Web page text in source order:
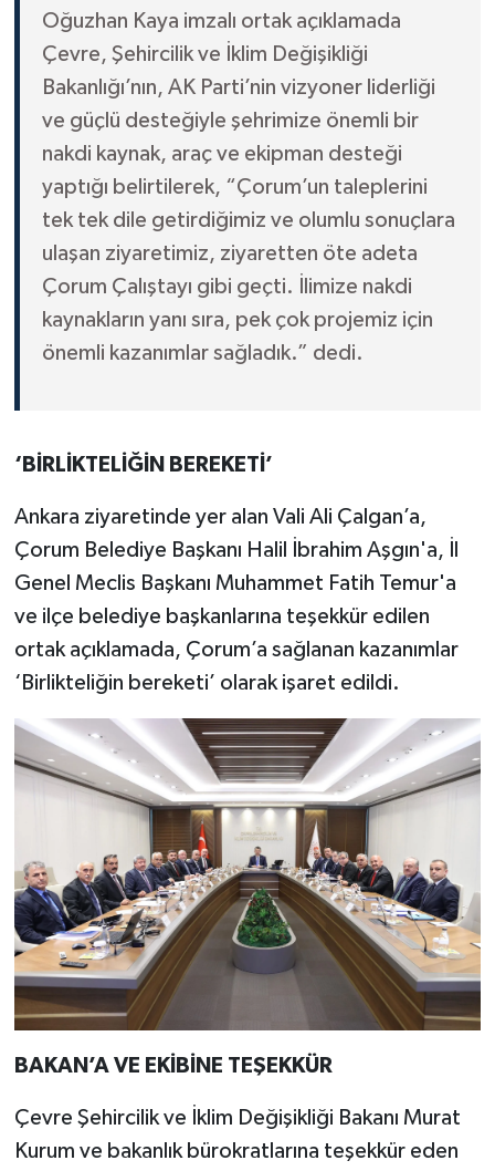
Oğuzhan Kaya imzalı ortak açıklamada
Çevre, Şehircilik ve İklim Değişikliği
Bakanlığı’nın, AK Parti’nin vizyoner liderliği
ve güçlü desteğiyle şehrimize önemli bir
nakdi kaynak, araç ve ekipman desteği
yaptığı belirtilerek, “Çorum’un taleplerini
tek tek dile getirdiğimiz ve olumlu sonuçlara
ulaşan ziyaretimiz, ziyaretten öte adeta
Çorum Çalıştayı gibi geçti. İlimize nakdi
kaynakların yanı sıra, pek çok projemiz için
önemli kazanımlar sağladık.” dedi.
‘BİRLİKTELİĞİN BEREKETİ’
Ankara ziyaretinde yer alan Vali Ali Çalgan’a,
Çorum Belediye Başkanı Halil İbrahim Aşgın'a, İl
Genel Meclis Başkanı Muhammet Fatih Temur'a
ve ilçe belediye başkanlarına teşekkür edilen
ortak açıklamada, Çorum’a sağlanan kazanımlar
‘Birlikteliğin bereketi’ olarak işaret edildi.
BAKAN’A VE EKİBİNE TEŞEKKÜR
Çevre Şehircilik ve İklim Değişikliği Bakanı Murat
Kurum ve bakanlık bürokratlarına teşekkür eden